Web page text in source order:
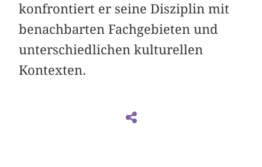
konfrontiert er seine Disziplin mit
benachbarten Fachgebieten und
unterschiedlichen kulturellen
Kontexten.